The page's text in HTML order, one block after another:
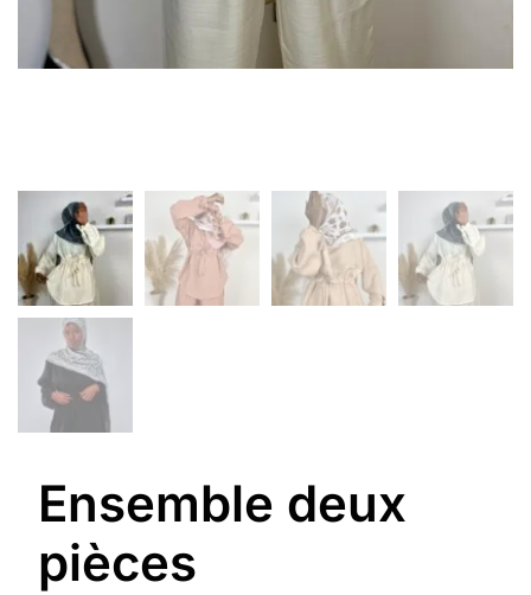
Ensemble deux
pièces